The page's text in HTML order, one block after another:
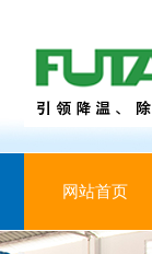
网站首页